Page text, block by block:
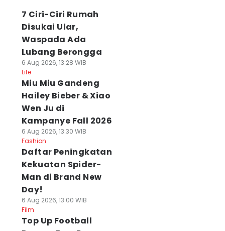
7 Ciri-Ciri Rumah
Disukai Ular,
Waspada Ada
Lubang Berongga
6 Aug 2026, 13:28 WIB
Life
Miu Miu Gandeng
Hailey Bieber & Xiao
Wen Ju di
Kampanye Fall 2026
6 Aug 2026, 13:30 WIB
Fashion
Daftar Peningkatan
Kekuatan Spider-
Man di Brand New
Day!
6 Aug 2026, 13:00 WIB
Film
Top Up Football